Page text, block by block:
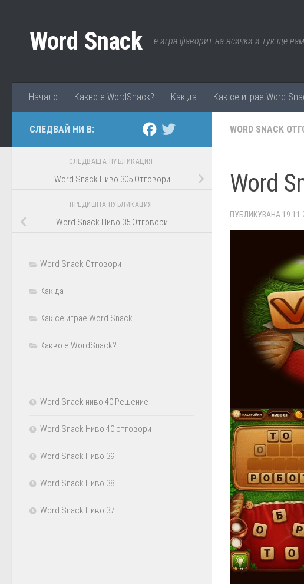
Word Snack е игра фаворит на всички и тук ще
Начало Какво е WordSnack? Как да Как се играе Word
WORD SNACK
Word
ПУБЛИКУВАНА
СЛЕДВАЙ НИ В:
СЛЕДВАЩА ПУБЛИКАЦИЯ
Word Snack Ниво 305 Отговори
ПРЕДИШНА ПУБЛИКАЦИЯ
Word Snack Ниво 35 Отговори
Word Snack Отговори
Как да
Как се играе Word Snack
Какво е WordSnack?
Word Snack ниво 40 Решение
Word Snack Ниво 40 отговори
Word Snack Ниво 39
Word Snack Ниво 38
Word Snack Ниво 37